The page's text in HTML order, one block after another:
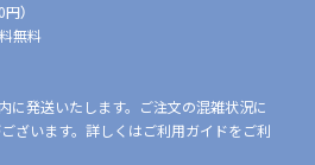
）
無料
に発送いたします。ご注文の混雑状況に
ざいます。詳しくはご利用ガイドをご利